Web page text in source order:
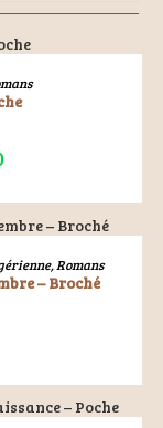
,Romans
– Broché